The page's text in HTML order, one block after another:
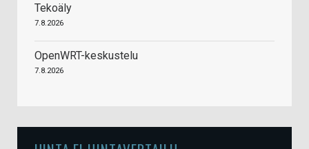
Tekoäly
7.8.2026
OpenWRT-keskustelu
7.8.2026